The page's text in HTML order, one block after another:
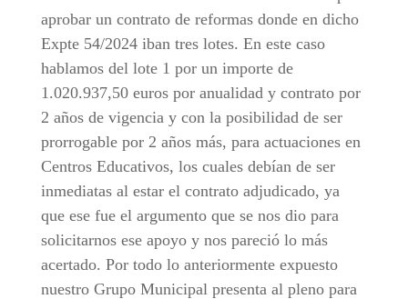
aprobar un contrato de reformas donde en dicho
Expte 54/2024 iban tres lotes. En este caso
hablamos del lote 1 por un importe de
1.020.937,50 euros por anualidad y contrato por
2 años de vigencia y con la posibilidad de ser
prorrogable por 2 años más, para actuaciones en
Centros Educativos, los cuales debían de ser
inmediatas al estar el contrato adjudicado, ya
que ese fue el argumento que se nos dio para
solicitarnos ese apoyo y nos pareció lo más
acertado. Por todo lo anteriormente expuesto
nuestro Grupo Municipal presenta al pleno para